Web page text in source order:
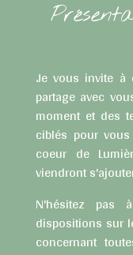
Je vous invite
partage avec
moment et des
ciblés pour
coeur de
viendront
N'hésitez pas
dispositions sur
concernant